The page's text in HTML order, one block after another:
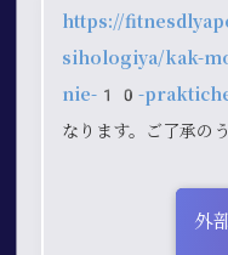
https://
sihologiya/kak-
nie-10-
なります。ご了承の
外